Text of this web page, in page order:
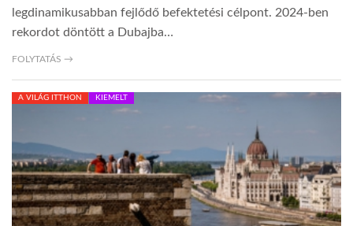
GLOBOTV BP
GLOBOTV
AFRIKA TUDÁSTÁR
legdinamikusabban fejlődő befektetési célpont. 2024-ben
rekordot döntött a Dubajba…
FOLYTATÁS →
A VILÁG ITTHON KIEMELT